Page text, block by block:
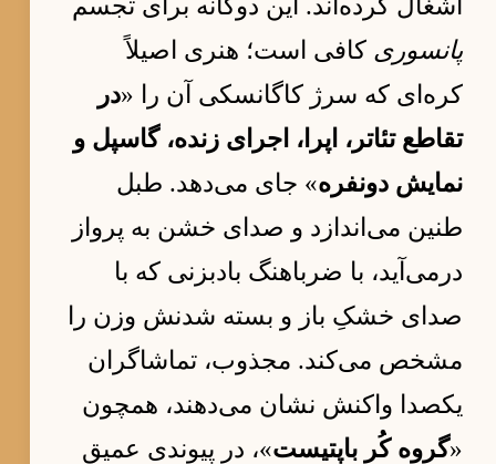
پانسوری کافی است؛ هنری اصیلاً
کره‌ای که سرژ کاگانسکی آن را «در
تقاطع تئاتر، اپرا، اجرای زنده، گاسپل و
نمایش دونفره» جای می‌دهد. طبل
طنین می‌اندازد و صدای خشن به پرواز
درمی‌آید، با ضرباهنگ بادبزنی که با
صدای خشکِ باز و بسته شدنش وزن را
مشخص می‌کند. مجذوب، تماشاگران
یکصدا واکنش نشان می‌دهند، همچون
«گروه کُر باپتیست»، در پیوندی عمیق